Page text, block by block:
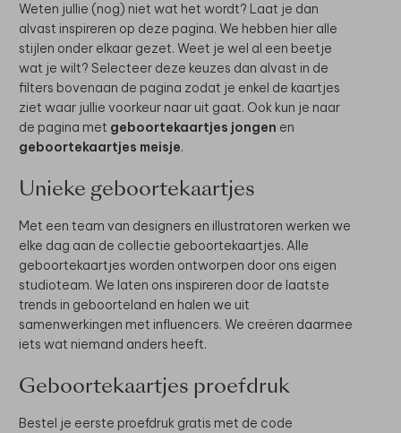
Weten jullie (nog) niet wat het wordt? Laat je dan
alvast inspireren op deze pagina. We hebben hier alle
stijlen onder elkaar gezet. Weet je wel al een beetje
wat je wilt? Selecteer deze keuzes dan alvast in de
filters bovenaan de pagina zodat je enkel de kaartjes
ziet waar jullie voorkeur naar uit gaat. Ook kun je naar
de pagina met geboortekaartjes jongen en
geboortekaartjes meisje.
Unieke geboortekaartjes
Met een team van designers en illustratoren werken we
elke dag aan de collectie geboortekaartjes. Alle
geboortekaartjes worden ontworpen door ons eigen
studioteam. We laten ons inspireren door de laatste
trends in geboorteland en halen we uit
samenwerkingen met influencers. We creëren daarmee
iets wat niemand anders heeft.
Geboortekaartjes proefdruk
Bestel je eerste proefdruk gratis met de code